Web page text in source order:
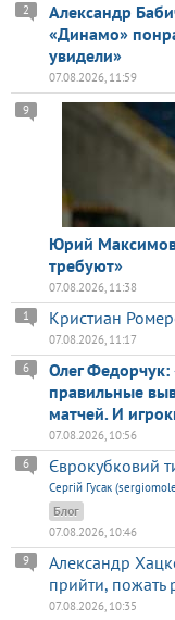
Александр
«Динамо»
увидели»
2
07.08.2026, 11:59
Юрий
требуют»
9
07.08.2026, 11:38
Кристиан
1
07.08.2026, 11:17
Олег
правильные
матчей. И
6
07.08.2026, 10:56
Єврокубковий
6
Сергій Гусак
Блог
07.08.2026, 10:46
Александр
прийти, пожать
9
07.08.2026, 10:35